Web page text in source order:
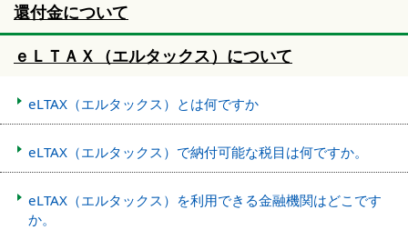
還付金について
ｅＬＴＡＸ（エルタックス）について
eLTAX（エルタックス）とは何ですか
eLTAX（エルタックス）で納付可能な税目は何ですか。
eLTAX（エルタックス）を利用できる金融機関はどこです
か。